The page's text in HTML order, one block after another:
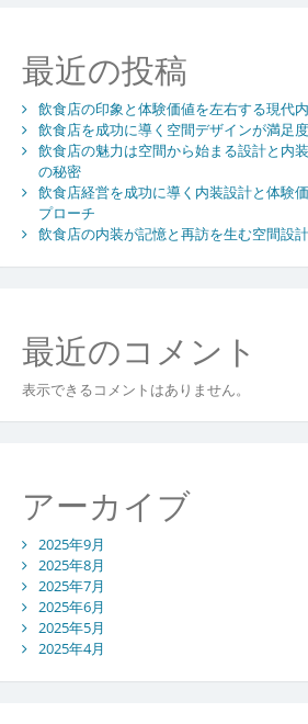
ョ
ン
最近の投稿
飲食店の印象と体験価値を左右する現代
飲食店を成功に導く空間デザインが満足
飲食店の魅力は空間から始まる設計と内
の秘密
飲食店経営を成功に導く内装設計と体験
プローチ
飲食店の内装が記憶と再訪を生む空間設
最近のコメント
表示できるコメントはありません。
アーカイブ
2025年9月
2025年8月
2025年7月
2025年6月
2025年5月
2025年4月